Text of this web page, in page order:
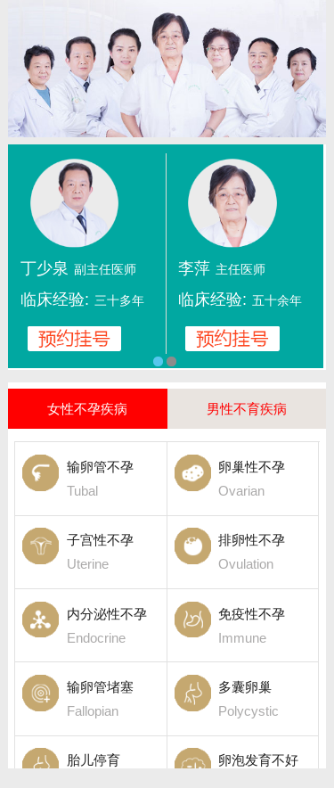
丁少泉 副主任医师
临床经验: 三十多年
李萍 主任医师
临床经验: 五十余年
1 2
女性不孕疾病 男性不育疾病
输卵管不孕
Tubal
卵巢性不孕
Ovarian
子宫性不孕
Uterine
排卵性不孕
Ovulation
内分泌性不孕
Endocrine
免疫性不孕
Immune
输卵管堵塞
Fallopian
多囊卵巢
Polycystic
胎儿停育
卵泡发育不好